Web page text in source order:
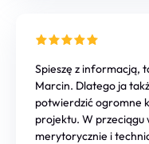
Spieszę z informacją,
Marcin. Dlatego ja
potwierdzić ogromne
projektu. W przeciągu
merytorycznie i